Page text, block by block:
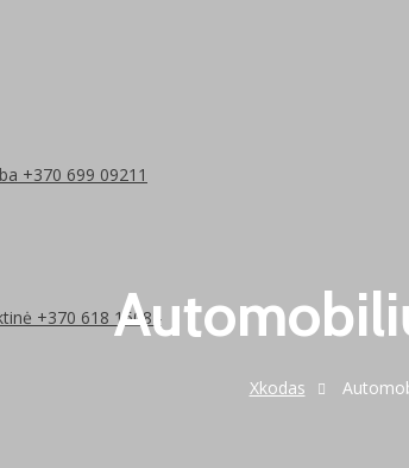
+370 699 09211
+370 618 15084
Xkodas